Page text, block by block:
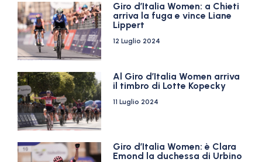
Giro d’Italia Women: a Chieti
arriva la fuga e vince Liane
Lippert
12 Luglio 2024
Al Giro d’Italia Women arriva
il timbro di Lotte Kopecky
11 Luglio 2024
Giro d’Italia Women: è Clara
Emond la duchessa di Urbino